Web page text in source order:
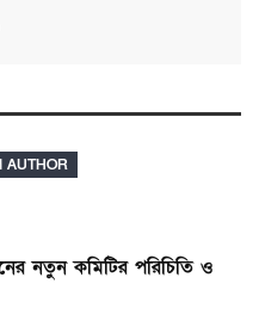
AUTHOR
নতুন কমিটির পরিচিতি ও